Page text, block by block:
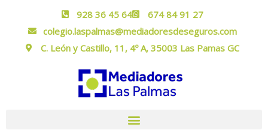
928 36 45 64
674 84 91 27
colegio.laspalmas@mediadoresdeseguros.com
C. León y Castillo, 11, 4º A, 35003 Las Pamas GC